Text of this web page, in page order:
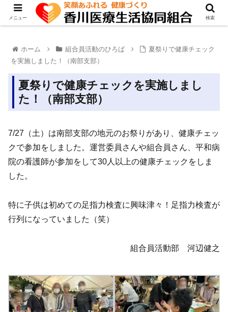
ホーム 組合員活動のひろば
夏祭りで健康チェック
を実施しました！（南部支部）
夏祭りで健康チェックを実施しまし
た！（南部支部）
7/27（土）は南部支部の地元のお祭りがあり、健康チェッ
クで参加をしました。運営委員さんや組合員さん、平和病
院の看護師が参加をして30人以上の健康チェックをしま
した。
特に子供は初めての足指力検査に興味津々！足指力検査が
行列になっていました（笑）
組合員活動部 河辺健之
メニュー 検索